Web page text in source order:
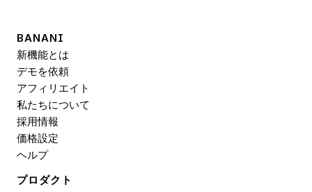
BANANI
新機能とは
デモを依頼
アフィリエイト
私たちについて
採用情報
価格設定
ヘルプ
プロダクト